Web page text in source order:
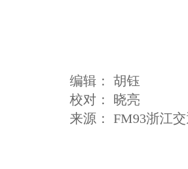
编辑： 胡钰
校对： 晓亮